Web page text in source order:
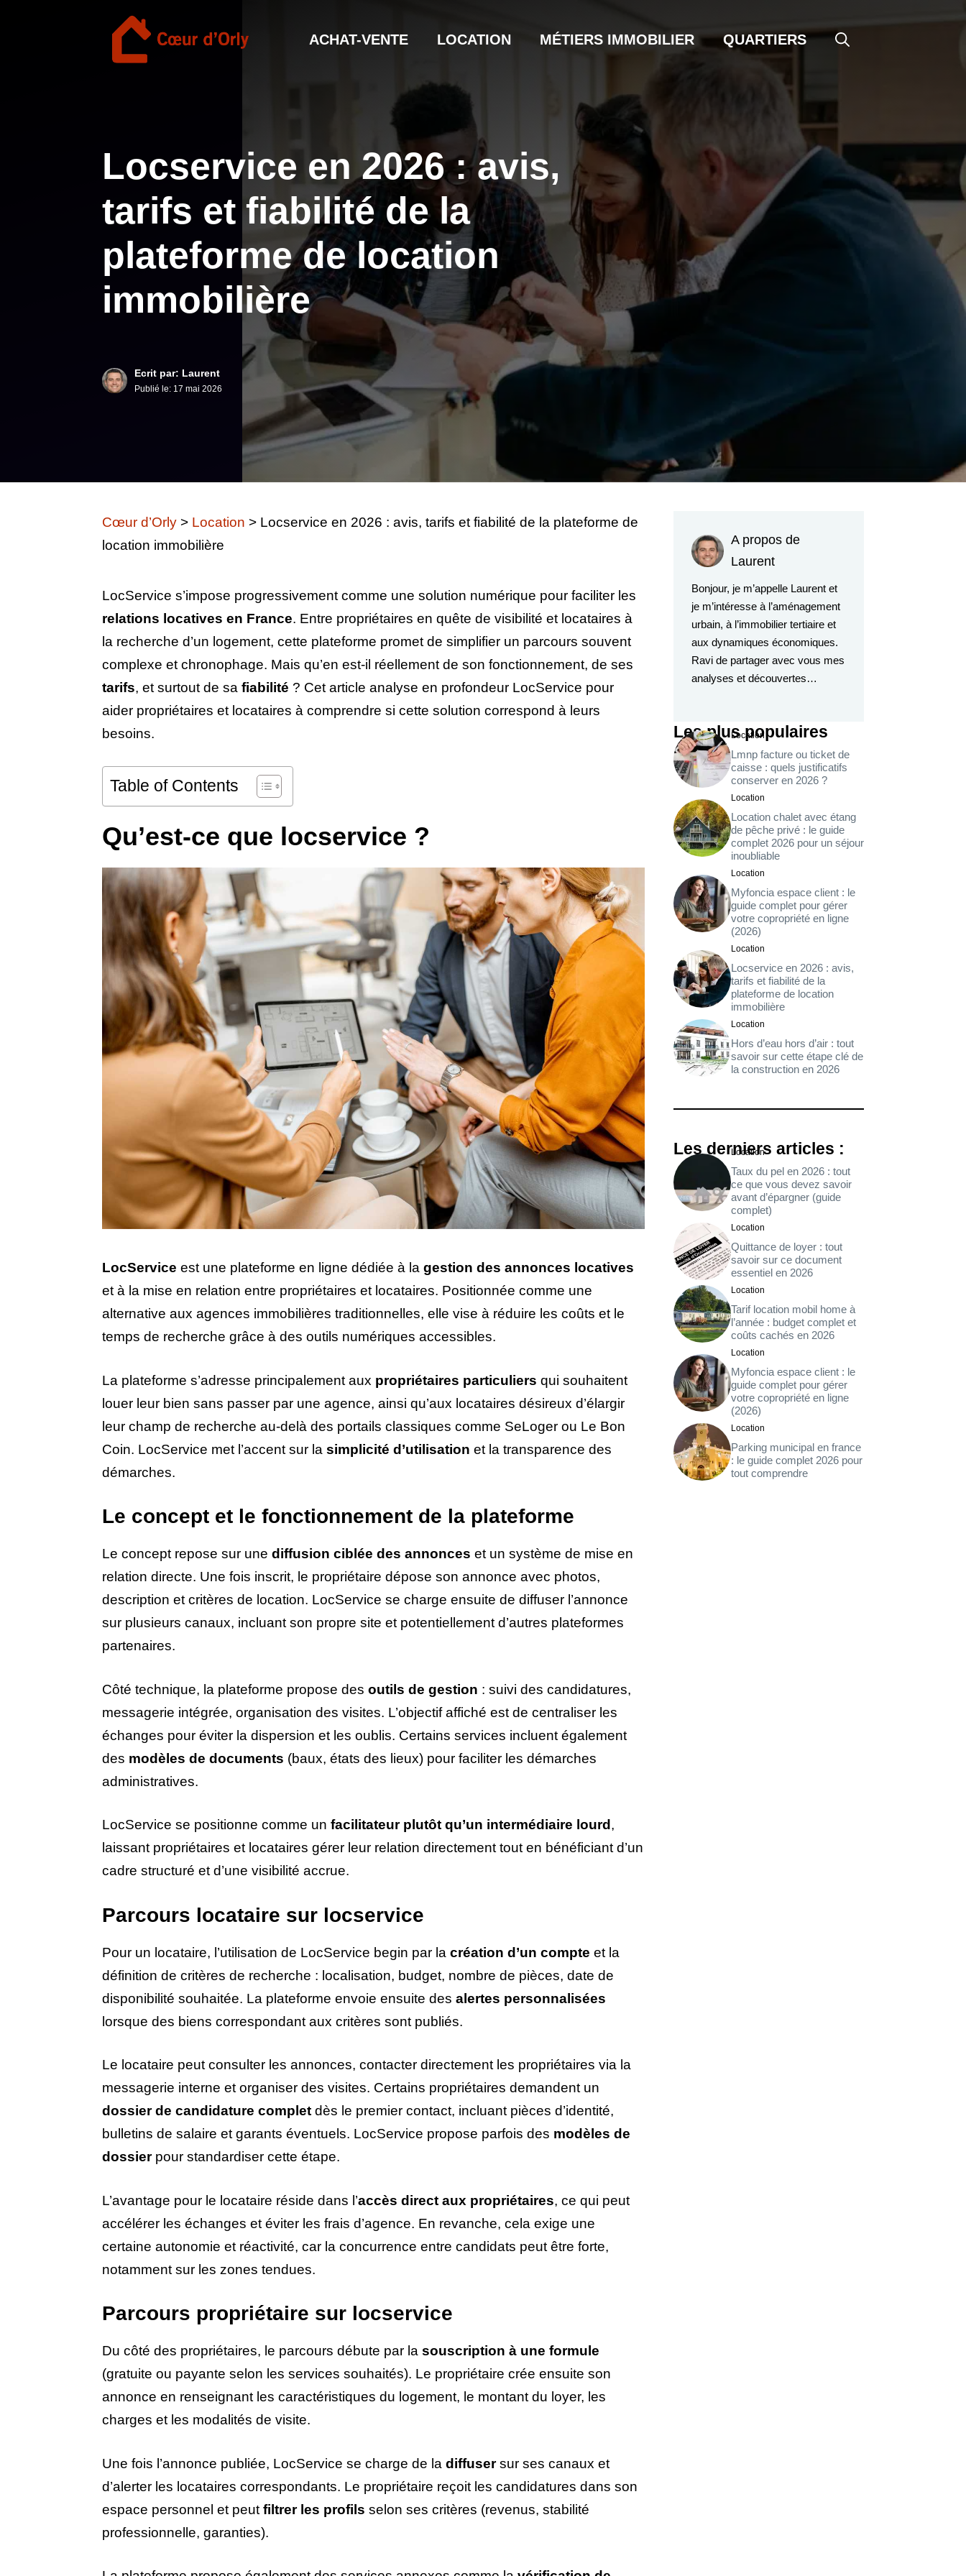
ACHAT-VENTE LOCATION MÉTIERS IMMOBILIER QUARTIERS
Locservice en 2026 : avis,
tarifs et fiabilité de la
plateforme de location
immobilière
Ecrit par: Laurent
Publié le: 17 mai 2026
Cœur d’Orly > Location > Locservice en 2026 : avis, tarifs et fiabilité de la plateforme de
location immobilière
LocService s’impose progressivement comme une solution numérique pour faciliter les
relations locatives en France. Entre propriétaires en quête de visibilité et locataires à
la recherche d’un logement, cette plateforme promet de simplifier un parcours souvent
complexe et chronophage. Mais qu’en est-il réellement de son fonctionnement, de ses
tarifs, et surtout de sa fiabilité ? Cet article analyse en profondeur LocService pour
aider propriétaires et locataires à comprendre si cette solution correspond à leurs
besoins.
Table of Contents
Qu’est-ce que locservice ?
LocService est une plateforme en ligne dédiée à la gestion des annonces locatives
et à la mise en relation entre propriétaires et locataires. Positionnée comme une
alternative aux agences immobilières traditionnelles, elle vise à réduire les coûts et le
temps de recherche grâce à des outils numériques accessibles.
La plateforme s’adresse principalement aux propriétaires particuliers qui souhaitent
louer leur bien sans passer par une agence, ainsi qu’aux locataires désireux d’élargir
leur champ de recherche au-delà des portails classiques comme SeLoger ou Le Bon
Coin. LocService met l’accent sur la simplicité d’utilisation et la transparence des
démarches.
Le concept et le fonctionnement de la plateforme
Le concept repose sur une diffusion ciblée des annonces et un système de mise en
relation directe. Une fois inscrit, le propriétaire dépose son annonce avec photos,
description et critères de location. LocService se charge ensuite de diffuser l’annonce
sur plusieurs canaux, incluant son propre site et potentiellement d’autres plateformes
partenaires.
Côté technique, la plateforme propose des outils de gestion : suivi des candidatures,
messagerie intégrée, organisation des visites. L’objectif affiché est de centraliser les
échanges pour éviter la dispersion et les oublis. Certains services incluent également
des modèles de documents (baux, états des lieux) pour faciliter les démarches
administratives.
LocService se positionne comme un facilitateur plutôt qu’un intermédiaire lourd ,
laissant propriétaires et locataires gérer leur relation directement tout en bénéficiant d’un
cadre structuré et d’une visibilité accrue.
Parcours locataire sur locservice
Pour un locataire, l’utilisation de LocService begin par la création d’un compte et la
définition de critères de recherche : localisation, budget, nombre de pièces, date de
disponibilité souhaitée. La plateforme envoie ensuite des alertes personnalisées
lorsque des biens correspondant aux critères sont publiés.
Le locataire peut consulter les annonces, contacter directement les propriétaires via la
messagerie interne et organiser des visites. Certains propriétaires demandent un
dossier de candidature complet dès le premier contact, incluant pièces d’identité,
bulletins de salaire et garants éventuels. LocService propose parfois des modèles de
dossierpour standardiser cette étape.
L’avantage pour le locataire réside dans l’accès direct aux propriétaires, ce qui peut
accélérer les échanges et éviter les frais d’agence. En revanche, cela exige une
certaine autonomie et réactivité, car la concurrence entre candidats peut être forte,
notamment sur les zones tendues.
Parcours propriétaire sur locservice
Du côté des propriétaires, le parcours débute par la souscription à une formule
(gratuite ou payante selon les services souhaités). Le propriétaire crée ensuite son
annonce en renseignant les caractéristiques du logement, le montant du loyer, les
charges et les modalités de visite.
Une fois l’annonce publiée, LocService se charge de la diffusersur ses canaux et
d’alerter les locataires correspondants. Le propriétaire reçoit les candidatures dans son
espace personnel et peut filtrer les profils selon ses critères (revenus, stabilité
professionnelle, garanties).
A propos de
Laurent
Bonjour, je m’appelle Laurent et
je m’intéresse à l’aménagement
urbain, à l’immobilier tertiaire et
aux dynamiques économiques.
Ravi de partager avec vous mes
analyses et découvertes…
Les plus populaires
Location
Lmnp facture ou ticket de
caisse : quels justificatifs
conserver en 2026 ?
Location
Location chalet avec étang
de pêche privé : le guide
complet 2026 pour un séjour
inoubliable
Location
Myfoncia espace client : le
guide complet pour gérer
votre copropriété en ligne
(2026)
Location
Locservice en 2026 : avis,
tarifs et fiabilité de la
plateforme de location
immobilière
Location
Hors d’eau hors d’air : tout
savoir sur cette étape clé de
la construction en 2026
Les derniers articles :
Location
Taux du pel en 2026 : tout
ce que vous devez savoir
avant d’épargner (guide
complet)
Location
Quittance de loyer : tout
savoir sur ce document
essentiel en 2026
Location
Tarif location mobil home à
l’année : budget complet et
coûts cachés en 2026
Location
Myfoncia espace client : le
guide complet pour gérer
votre copropriété en ligne
(2026)
Location
Parking municipal en france
: le guide complet 2026 pour
tout comprendre